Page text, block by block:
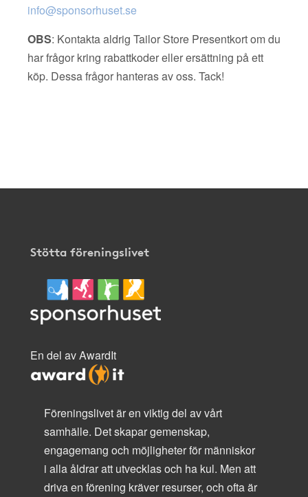
info@sponsorhuset.se
OBS: Kontakta aldrig Tailor Store Presentkort om du
har frågor kring rabattkoder eller ersättning på ett
köp. Dessa frågor hanteras av oss. Tack!
Stötta föreningslivet
En del av AwardIt
Föreningslivet är en viktig del av vårt
samhälle. Det skapar gemenskap,
engagemang och möjligheter för människor
i alla åldrar att utvecklas och ha kul. Men att
driva en förening kräver resurser, och ofta är